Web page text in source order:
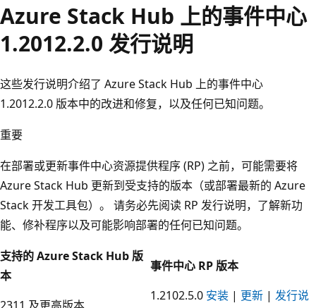
Azure Stack Hub 上的事件中心
1.2012.2.0 发行说明
这些发行说明介绍了 Azure Stack Hub 上的事件中心
1.2012.2.0 版本中的改进和修复，以及任何已知问题。
重要
在部署或更新事件中心资源提供程序 (RP) 之前，可能需要将
Azure Stack Hub 更新到受支持的版本（或部署最新的 Azure
Stack 开发工具包）。 请务必先阅读 RP 发行说明，了解新功
能、修补程序以及可能影响部署的任何已知问题。
支持的 Azure Stack Hub 版
本
事件中心 RP 版本
2311 及更高版本
1.2102.5.0 安装 | 更新 | 发行说